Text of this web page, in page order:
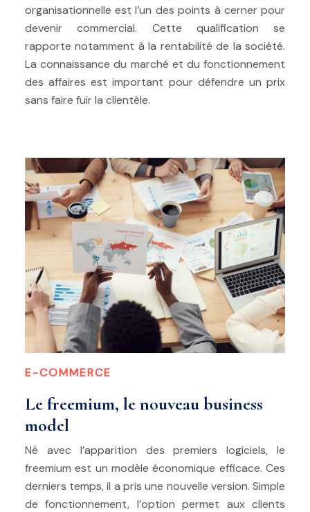
organisationnelle est l’un des points à cerner pour
devenir commercial. Cette qualification se
rapporte notamment à la rentabilité de la société.
La connaissance du marché et du fonctionnement
des affaires est important pour défendre un prix
sans faire fuir la clientèle.
E-COMMERCE
Le freemium, le nouveau business
model
Né avec l’apparition des premiers logiciels, le
freemium est un modèle économique efficace. Ces
derniers temps, il a pris une nouvelle version. Simple
de fonctionnement, l’option permet aux clients